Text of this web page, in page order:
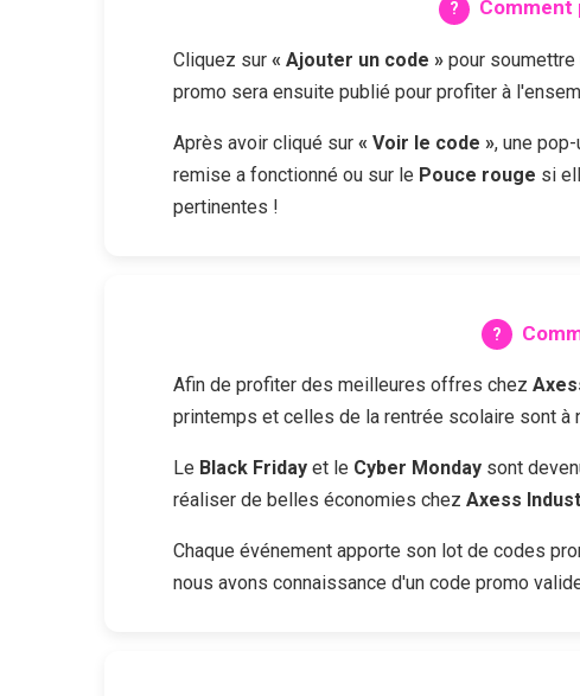
Comment
Cliquez sur « Ajouter un code » pour
promo sera ensuite publié pour profiter à
Après avoir cliqué sur « Voir le code », une
remise a fonctionné ou sur le Pouce rouge si
pertinentes !
Afin de profiter des meilleures offres chez
printemps et celles de la rentrée scolaire sont
Le Black Friday et le Cyber Monday sont
réaliser de belles économies chez Axess
Chaque événement apporte son lot de codes
nous avons connaissance d'un code promo